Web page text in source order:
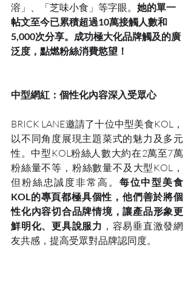
溶」、「芝味小食」等字眼。 她的單一
帖文至今已累積超過10萬接觸人數和
5,000次分享。成功極大化品牌觸及的廣
泛度，點燃粉絲消費慾望！
中型網紅：個性化內容深入受眾心
BRICK LANE邀請了十位中型美食KOL，
以不同角度展現主題菜式的魅力及多元
性。中型KOL粉絲人數大約在2萬至7萬
粉絲量不等，粉絲數量不及大型KOL，
但粉絲忠誠度非常高。 每位中型美食
KOL的專頁都極具個性，他們善於將個
性化內容切合品牌情境，讓產品形象更
鮮明化、更具說服力 ，容易垂直激發網
友共感，提高受眾對品牌認同度。